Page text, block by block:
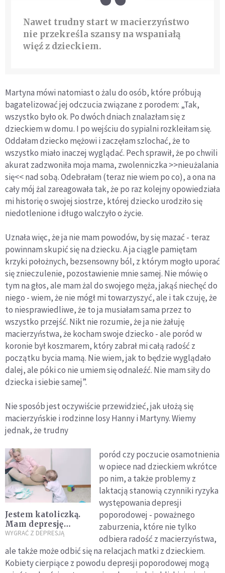
Nawet trudny start w macierzyństwo
nie przekreśla szansy na wspaniałą
więź z dzieckiem.
Martyna mówi natomiast o żalu do osób, które próbują
bagatelizować jej odczucia związane z porodem: „Tak,
wszystko było ok. Po dwóch dniach znalazłam się z
dzieckiem w domu. I po wejściu do sypialni rozkleiłam się.
Oddałam dziecko mężowi i zaczęłam szlochać, że to
wszystko miało inaczej wyglądać. Pech sprawił, że po chwili
akurat zadzwoniła moja mama, zwolenniczka >>nieużalania
się<< nad sobą. Odebrałam (teraz nie wiem po co), a ona na
cały mój żal zareagowała tak, że po raz kolejny opowiedziała
mi historię o swojej siostrze, której dziecko urodziło się
niedotlenione i długo walczyło o życie.
Uznała więc, że ja nie mam powodów, by się mazać - teraz
powinnam skupić się na dziecku. A ja ciągle pamiętam
krzyki położnych, bezsensowny ból, z którym mogło uporać
się znieczulenie, pozostawienie mnie samej. Nie mówię o
tym na głos, ale mam żal do swojego męża, jakąś niechęć do
niego - wiem, że nie mógł mi towarzyszyć, ale i tak czuję, że
to niesprawiedliwe, że to ja musiałam sama przez to
wszystko przejść. Nikt nie rozumie, że ja nie żałuję
macierzyństwa, że kocham swoje dziecko - ale poród w
koronie był koszmarem, który zabrał mi całą radość z
początku bycia mamą. Nie wiem, jak to będzie wyglądało
dalej, ale póki co nie umiem się odnaleźć. Nie mam siły do
dziecka i siebie samej”.
Nie sposób jest oczywiście przewidzieć, jak ułożą się
macierzyńskie i rodzinne losy Hanny i Martyny. Wiemy
jednak, że trudny
Jestem katoliczką.
Mam depresję
poporodową
WYGRAĆ Z DEPRESJĄ
poród czy poczucie osamotnienia
w opiece nad dzieckiem wkrótce
po nim, a także problemy z
laktacją stanowią czynniki ryzyka
występowania depresji
poporodowej - poważnego
zaburzenia, które nie tylko
odbiera radość z macierzyństwa,
ale także może odbić się na relacjach matki z dzieckiem.
Kobiety cierpiące z powodu depresji poporodowej mogą